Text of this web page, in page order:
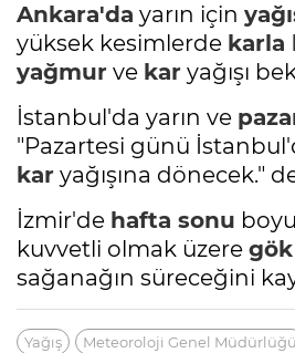
Ankara'da yarın için
yüksek kesimlerde karla
yağmur ve kar yağışı
İstanbul'da yarın ve
"Pazartesi günü
kar yağışına dönecek."
İzmir'de hafta sonu
kuvvetli olmak üzere
sağanağın süreceğini
Yağış Meteoroloji Genel Müdürlüğü